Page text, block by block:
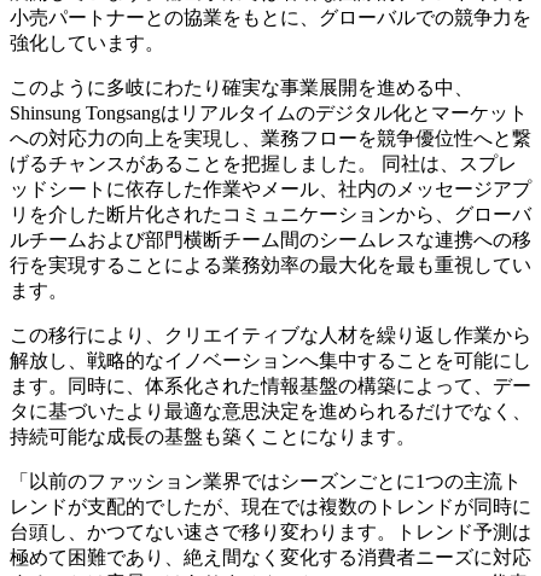
小売パートナーとの協業をもとに、グローバルでの競争力を
強化しています。
このように多岐にわたり確実な事業展開を進める中、
Shinsung Tongsangはリアルタイムのデジタル化とマーケット
への対応力の向上を実現し、業務フローを競争優位性へと繋
げるチャンスがあることを把握しました。 同社は、スプレ
ッドシートに依存した作業やメール、社内のメッセージアプ
リを介した断片化されたコミュニケーションから、グローバ
ルチームおよび部門横断チーム間のシームレスな連携への移
行を実現することによる業務効率の最大化を最も重視してい
ます。
この移行により、クリエイティブな人材を繰り返し作業から
解放し、戦略的なイノベーションへ集中することを可能にし
ます。同時に、体系化された情報基盤の構築によって、デー
タに基づいたより最適な意思決定を進められるだけでなく、
持続可能な成長の基盤も築くことになります。
「以前のファッション業界ではシーズンごとに1つの主流ト
レンドが支配的でしたが、現在では複数のトレンドが同時に
台頭し、かつてない速さで移り変わります。トレンド予測は
極めて困難であり、絶え間なく変化する消費者ニーズに対応